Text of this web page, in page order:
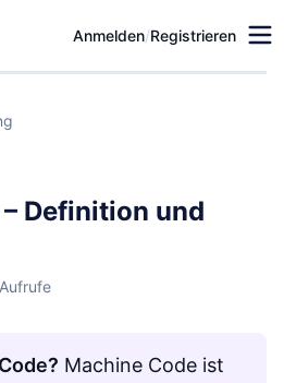
Anmelden/Registrieren
Definition und
Machine Code ist